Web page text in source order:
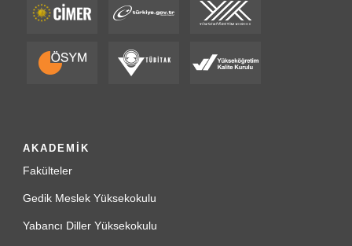
AKADEMİK
Fakülteler
Gedik Meslek Yüksekokulu
Yabancı Diller Yüksekokulu